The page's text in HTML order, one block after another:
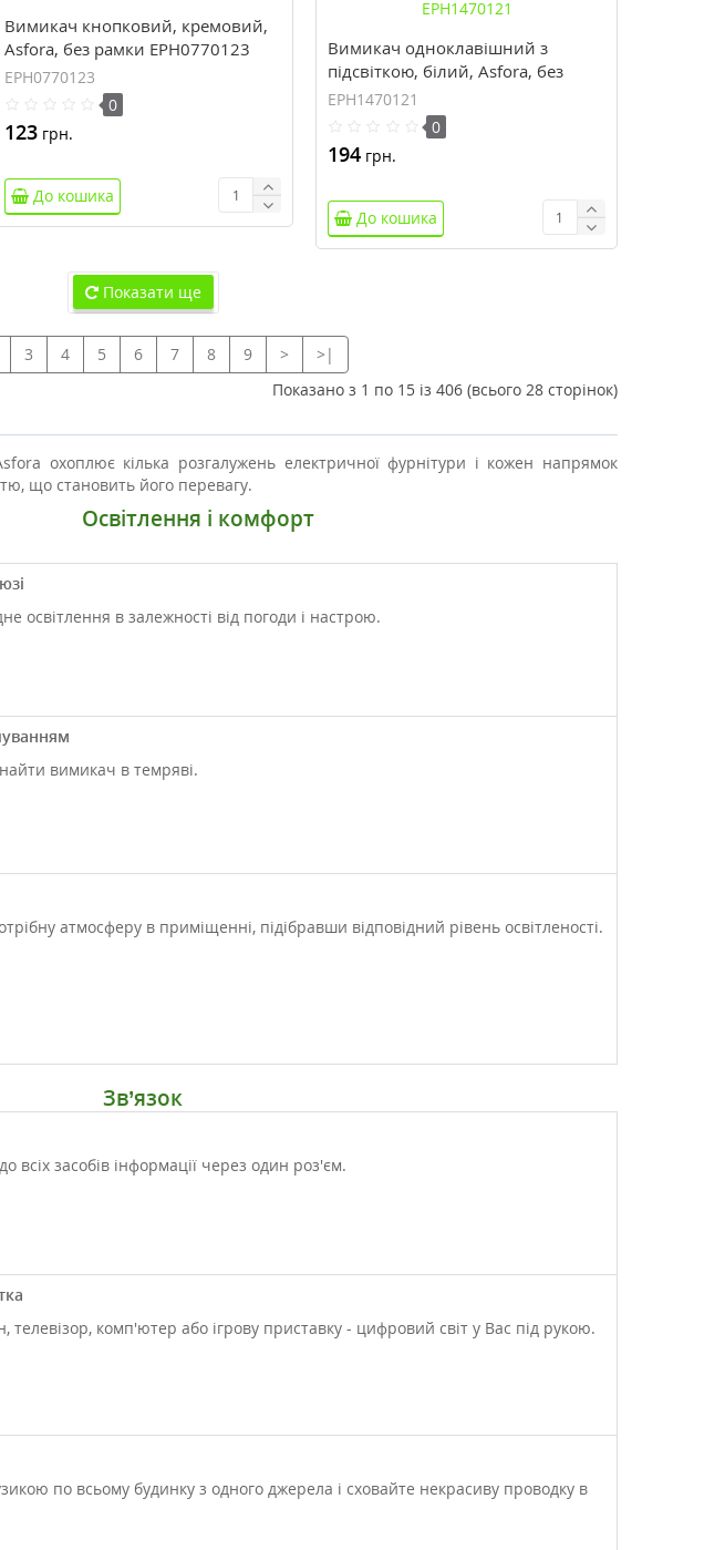
Вимикач кнопковий, кремовий,
Asfora, без рамки EPH0770123
EPH0770123
0
123грн.
До кошика
Вимикач одноклавішний з
підсвіткою, білий, Asfora, без
рамки EPH1470121
EPH1470121
0
194 грн.
До кошика
Показати ще
3 4 5 6 7 8 9 >
>|
Показано з 1 по 15 із 406 (всього 28 сторінок)
охоплює кілька розгалужень електричної фурнітури і кожен напрямок
що становить його перевагу.
Освітлення і комфорт
освітлення в залежності від погоди і настрою.
вимикач в темряві.
атмосферу в приміщенні, підібравши відповідний рівень освітленості.
Зв’язок
всіх засобів інформації через один роз'єм.
телевізор, комп'ютер або ігрову приставку - цифровий світ у Вас під рукою.
по всьому будинку з одного джерела і сховайте некрасиву проводку в